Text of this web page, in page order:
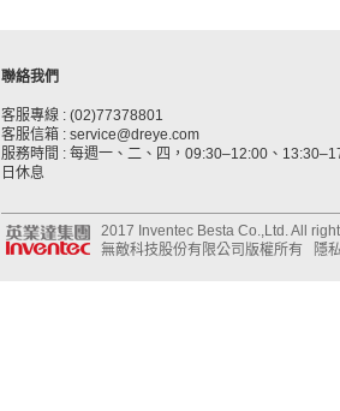
聯絡我們
客服專線 : (02)77378801
客服信箱 : service@dreye.com
服務時間 : 每週一、二、四，09:30–12:00、
日休息
2017 Inventec Besta Co.,Ltd. All
無敵科技股份有限公司版權所有
隱